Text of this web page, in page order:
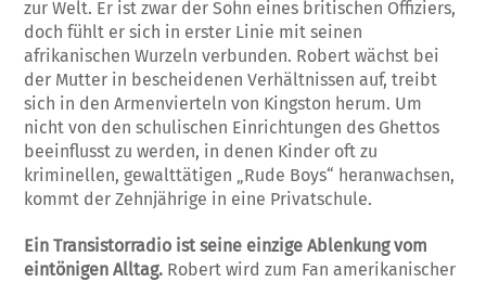
zur Welt. Er ist zwar der Sohn eines britischen Offiziers,
doch fühlt er sich in erster Linie mit seinen
afrikanischen Wurzeln verbunden. Robert wächst bei
der Mutter in bescheidenen Verhältnissen auf, treibt
sich in den Armenvierteln von Kingston herum. Um
nicht von den schulischen Einrichtungen des Ghettos
beeinflusst zu werden, in denen Kinder oft zu
kriminellen, gewalttätigen „Rude Boys“ heranwachsen,
kommt der Zehnjährige in eine Privatschule.
Ein Transistorradio ist seine einzige Ablenkung vom
eintönigen Alltag. Robert wird zum Fan amerikanischer